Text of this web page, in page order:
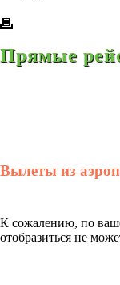
Прямые
Вылеты из
К сожалению, по
отобразиться не